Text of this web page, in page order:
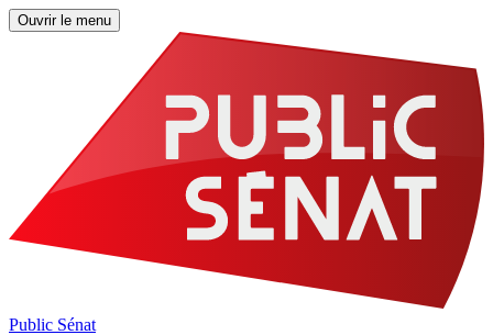
Ouvrir le menu
Public Sénat